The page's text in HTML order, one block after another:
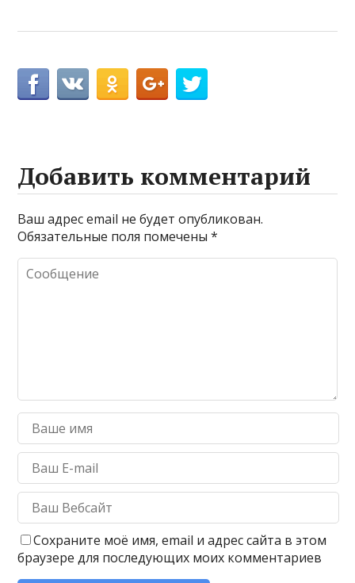
Добавить комментарий
Ваш адрес email не будет опубликован.
Обязательные поля помечены*
Сохраните моё имя, email и адрес сайта в этом
браузере для последующих моих комментариев